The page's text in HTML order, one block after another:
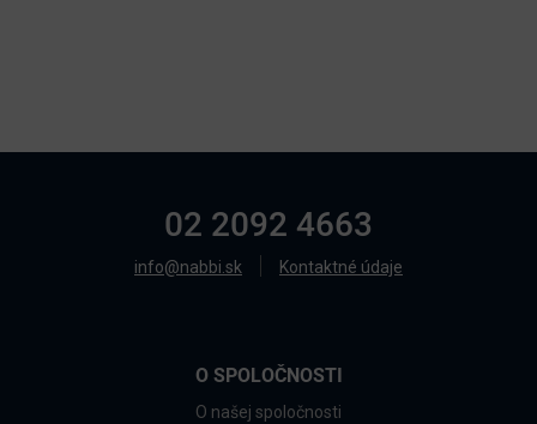
02 2092 4663
info@nabbi.sk Kontaktné údaje
O SPOLOČNOSTI
O našej spoločnosti